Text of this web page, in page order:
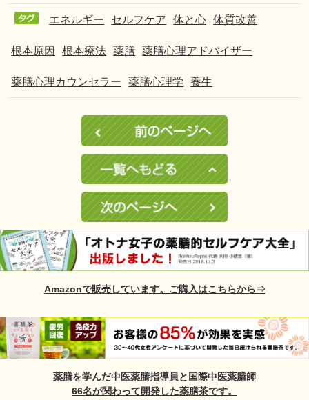
エネルギー セルフケア 体と心 体質改善
根本原因 根本療法 薬膳 薬膳心理アドバイザー
薬膳心理カウンセラー 薬膳心理学 養生
Amazonで販売しています。ご購入はこちらから⇒
薬膳を学んだ中医薬膳指導員と国際中医薬膳師
66名が関わって開発した薬膳茶です。